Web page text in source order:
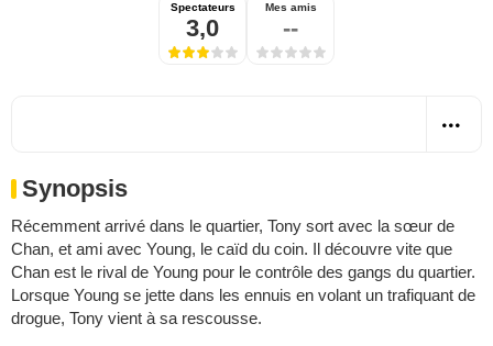
Spectateurs
3,0
Mes amis
--
Synopsis
Récemment arrivé dans le quartier, Tony sort avec la sœur de
Chan, et ami avec Young, le caïd du coin. Il découvre vite que
Chan est le rival de Young pour le contrôle des gangs du quartier.
Lorsque Young se jette dans les ennuis en volant un trafiquant de
drogue, Tony vient à sa rescousse.